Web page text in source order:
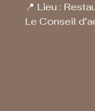
📍 Lieu :
Le Conseil